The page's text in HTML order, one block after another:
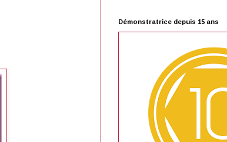
Démonstratrice depuis 15 ans